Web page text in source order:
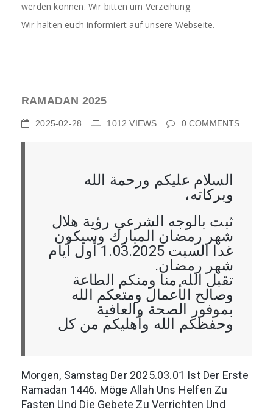
werden können. Wir bitten um Verzeihung.
Wir halten euch informiert auf unsere Webseite.
RAMADAN 2025
2025-02-28 1012VIEWS 0COMMENTS
السلام عليكم ورحمة الله
وبركاته،
ثبت بالوجه الشرعي رؤية هلال
شهر رمضان المبارك وسيكون
غدا السبت 1.03.2025 أول أيام
شهر رمضان.
تقبل الله منا ومنكم الطاعة
وصالح الأعمال ومتعكم الله
بموفور الصحة والعافية
وحفظكم الله وأهليكم من كل
Morgen, Samstag Der 2025.03.01 Ist Der Erste
Ramadan 1446. Möge Allah Uns Helfen Zu
Fasten Und Die Gebete Zu Verrichten Und